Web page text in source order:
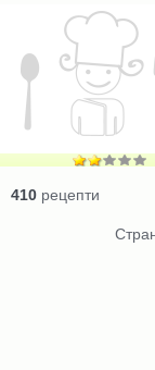
410 рецепти